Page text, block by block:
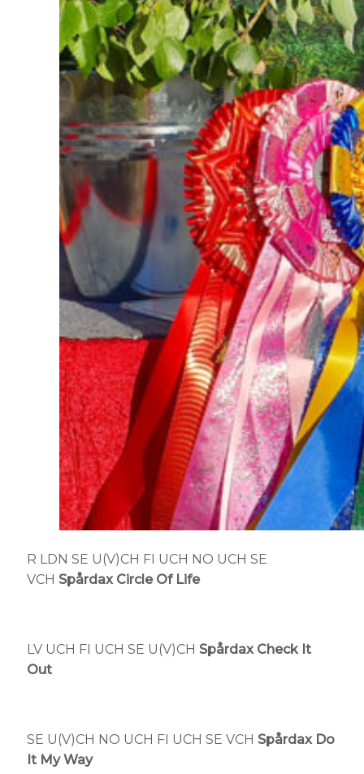
R LDN SE U(V)CH FI UCH NO UCH SE
VCH Spårdax Circle Of Life
LV UCH FI UCH SE U(V)CH Spårdax Check It
Out
SE U(V)CH NO UCH FI UCH SE VCH Spårdax Do
It My Way